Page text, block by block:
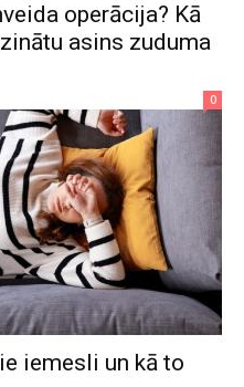
operācija? Kā
asins zuduma
0
iemesli un kā to